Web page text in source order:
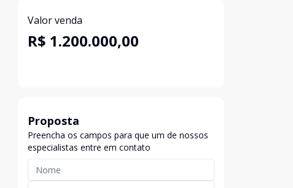
Valor venda
R$ 1.200.000,00
Proposta
Preencha os campos para que um de nossos
especialistas entre em contato